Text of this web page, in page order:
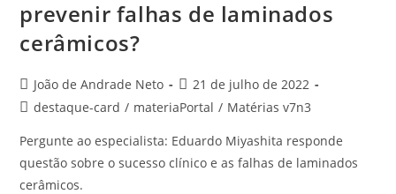
prevenir falhas de laminados
cerâmicos?
João de Andrade Neto
21 de julho de 2022
destaque-card / materiaPortal / Matérias v7n3
Pergunte ao especialista: Eduardo Miyashita responde
questão sobre o sucesso clínico e as falhas de laminados
cerâmicos.